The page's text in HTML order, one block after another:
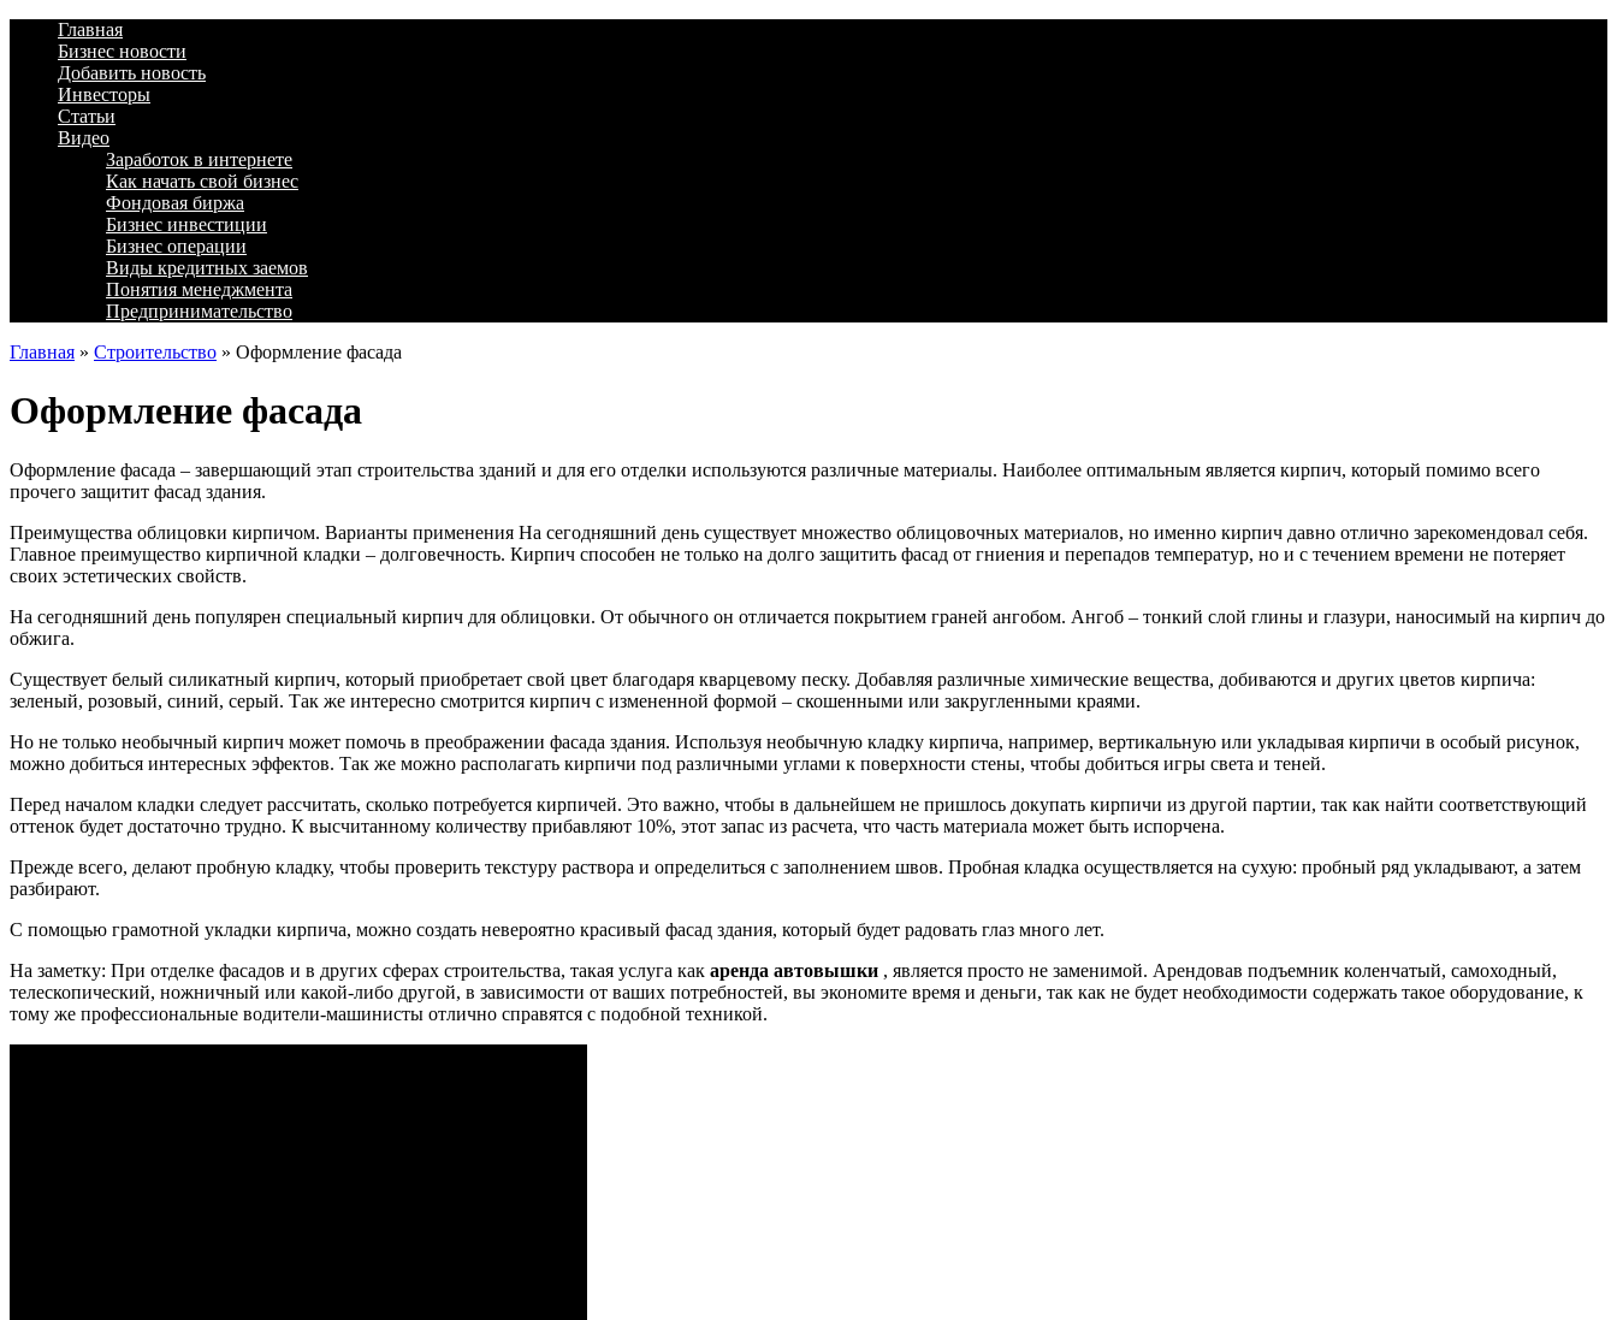
Главная
Бизнес новости
Добавить новость
Инвесторы
Статьи
Видео
Заработок в интернете
Как начать свой бизнес
Фондовая биржа
Бизнес инвестиции
Бизнес операции
Виды кредитных заемов
Понятия менеджмента
Предпринимательство
Главная » Строительство » Оформление фасада
Оформление фасада
Оформление фасада – завершающий этап строительства зданий и для его отделки используются различные материалы. Наиболее оптимальным является кирпич, который помимо всего
прочего защитит фасад здания.
Преимущества облицовки кирпичом. Варианты применения На сегодняшний день существует множество облицовочных материалов, но именно кирпич давно отлично зарекомендовал себя.
Главное преимущество кирпичной кладки – долговечность. Кирпич способен не только на долго защитить фасад от гниения и перепадов температур, но и с течением времени не потеряет
своих эстетических свойств.
На сегодняшний день популярен специальный кирпич для облицовки. От обычного он отличается покрытием граней ангобом. Ангоб – тонкий слой глины и глазури, наносимый на кирпич до
обжига.
Существует белый силикатный кирпич, который приобретает свой цвет благодаря кварцевому песку. Добавляя различные химические вещества, добиваются и других цветов кирпича:
зеленый, розовый, синий, серый. Так же интересно смотрится кирпич с измененной формой – скошенными или закругленными краями.
Но не только необычный кирпич может помочь в преображении фасада здания. Используя необычную кладку кирпича, например, вертикальную или укладывая кирпичи в особый рисунок,
можно добиться интересных эффектов. Так же можно располагать кирпичи под различными углами к поверхности стены, чтобы добиться игры света и теней.
Перед началом кладки следует рассчитать, сколько потребуется кирпичей. Это важно, чтобы в дальнейшем не пришлось докупать кирпичи из другой партии, так как найти соответствующий
оттенок будет достаточно трудно. К высчитанному количеству прибавляют 10%, этот запас из расчета, что часть материала может быть испорчена.
Прежде всего, делают пробную кладку, чтобы проверить текстуру раствора и определиться с заполнением швов. Пробная кладка осуществляется на сухую: пробный ряд укладывают, а затем
разбирают.
С помощью грамотной укладки кирпича, можно создать невероятно красивый фасад здания, который будет радовать глаз много лет.
На заметку: При отделке фасадов и в других сферах строительства, такая услуга как аренда автовышки , является просто не заменимой. Арендовав подъемник коленчатый, самоходный,
телескопический, ножничный или какой-либо другой, в зависимости от ваших потребностей, вы экономите время и деньги, так как не будет необходимости содержать такое оборудование, к
тому же профессиональные водители-машинисты отлично справятся с подобной техникой.